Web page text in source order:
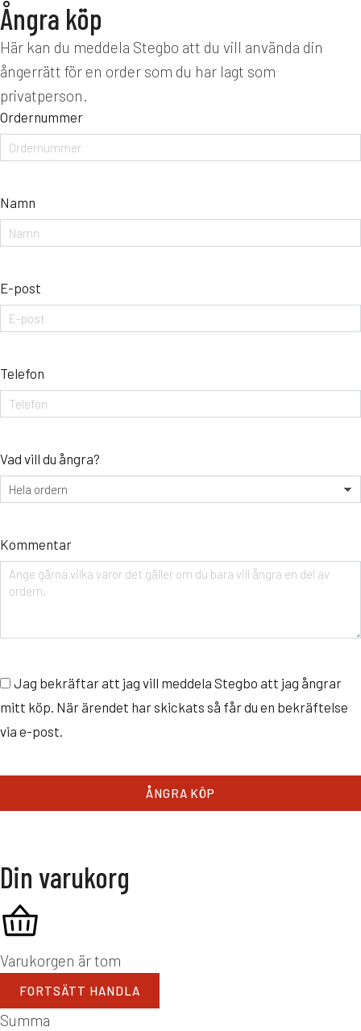
Ångra köp
Här kan du meddela Stegbo att du vill använda din
ångerrätt för en order som du har lagt som
privatperson.
Ordernummer
Namn
E-post
Telefon
Vad vill du ångra?
Kommentar
Jag bekräftar att jag vill meddela Stegbo att jag ångrar
mitt köp. När ärendet har skickats så får du en bekräftelse
via e-post.
ÅNGRA KÖP
Din varukorg
Varukorgen är tom
FORTSÄTT HANDLA
Summa